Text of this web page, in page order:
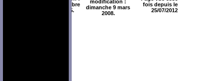
décembre
2005.
modification :
dimanche 9 mars
2008.
fois depuis le
25/07/2012